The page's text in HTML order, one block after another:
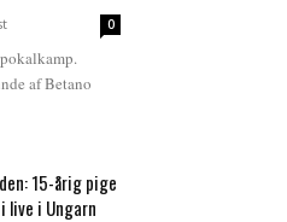
0
af Betano
15-årig pige
live i Ungarn